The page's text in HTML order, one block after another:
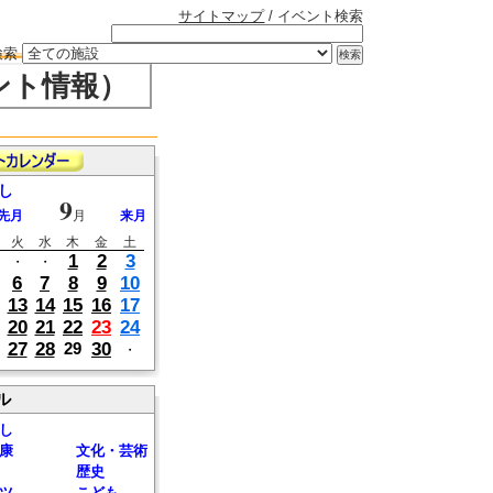
サイトマップ/ イベント検索
索
情報）
月 9月
来月
火
水 木 金
土
・
・ 1 2
3
6
7 8 9
10
13 14 15 16 17
20 21 22 23 24
27 28 29 30 ・
文化・芸術
歴史